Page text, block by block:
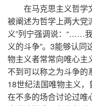
在马克思主义哲学
被阐述为哲学上两大党
义”列宁强调说：“……
义的斗争”。3能够认
物主义者常常向唯心主
不到可以称之为斗争的
18世纪法国唯物主义
在不多的场合讨论过唯